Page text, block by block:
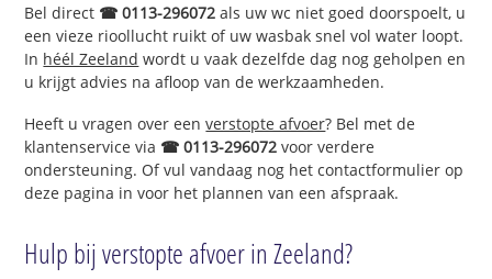
Bel direct ☎ 0113-296072 als uw wc niet goed doorspoelt, u
een vieze rioollucht ruikt of uw wasbak snel vol water loopt.
In héél Zeeland wordt u vaak dezelfde dag nog geholpen en
u krijgt advies na afloop van de werkzaamheden.
Heeft u vragen over eenverstopte afvoer? Bel met de
klantenservice via ☎ 0113-296072 voor verdere
ondersteuning. Of vul vandaag nog het contactformulier op
deze pagina in voor het plannen van een afspraak.
Hulp bij verstopte afvoer in Zeeland?